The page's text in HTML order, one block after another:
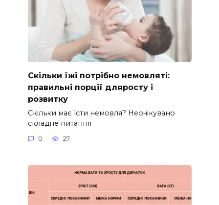
Скільки їжі потрібно немовляті:
правильні порції дляросту і
розвитку
Скільки має їсти немовля? Неочікувано
складне питання
0 27